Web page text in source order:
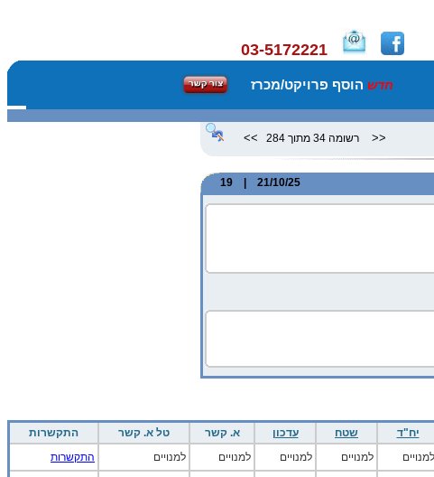
03-5172221
חדש הוסף פרויקט/מכרז
<< רשומה 34 מתוך 284 >>
21/10/25 | 19
יח"ד שטח עדכון א. קשר טל א. קשר
התקשרות
למנויים למנויים למנויים למנויים למנויים התקשרות